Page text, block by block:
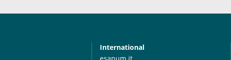
International
esanum.it